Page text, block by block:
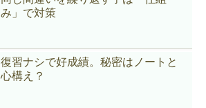
み」で対策
復習ナシで好成績。秘密はノートと
心構え？